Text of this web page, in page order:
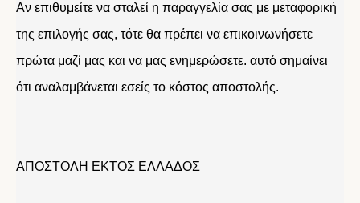
Αν επιθυμείτε να σταλεί η παραγγελία σας με μεταφορική
της επιλογής σας, τότε θα πρέπει να επικοινωνήσετε
πρώτα μαζί μας και να μας ενημερώσετε. αυτό σημαίνει
ότι αναλαμβάνεται εσείς το κόστος αποστολής.
ΑΠΟΣΤΟΛΗ ΕΚΤΟΣ ΕΛΛΑΔΟΣ